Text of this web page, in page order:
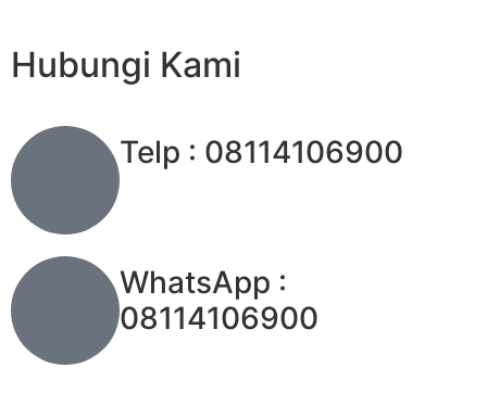
Hubungi Kami
Telp : 08114106900
WhatsApp :
08114106900